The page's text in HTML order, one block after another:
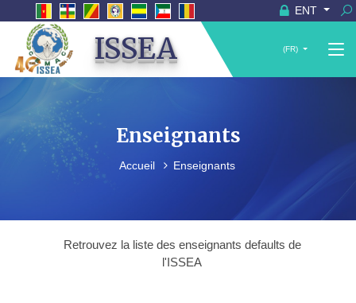
ENT
ISSEA (FR)
Enseignants
Accueil Enseignants
Retrouvez la liste des enseignants defaults de
l'ISSEA